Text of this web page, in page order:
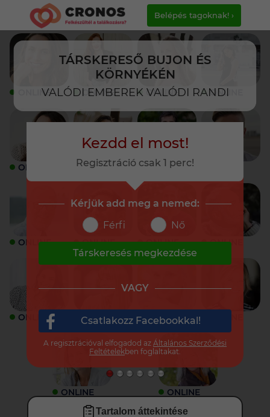
TÁRSKERESŐ BUJON ÉS
KÖRNYÉKÉN
VALÓDI EMBEREK VALÓDI RANDI
Belépés tagoknak! ›
ONLINE ONLINE ONLINE ONLINE
ONLINE ONLINE ONLINE
ONLINE ONLINE ONLINE ONLINE
ONLINE ONLINE ONLINE
ONLINE ONLINE
Tartalom áttekintése
Kezdd el most!
Regisztráció csak 1 perc!
Kérjük add meg a nemed:
Férfi
Nő
Társkeresés megkezdése
VAGY
Csatlakozz Facebookkal!
A regisztrációval elfogadod az Általános Szerződési
Feltételekben foglaltakat.